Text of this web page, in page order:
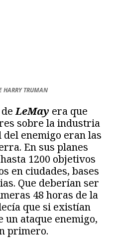
HARRY TRUMAN
deLeMay era que
sobre la industria
enemigo eran las
En sus planes
1200 objetivos
en ciudades, bases
Que deberían ser
48 horas de la
que si existían
un ataque enemigo,
primero.